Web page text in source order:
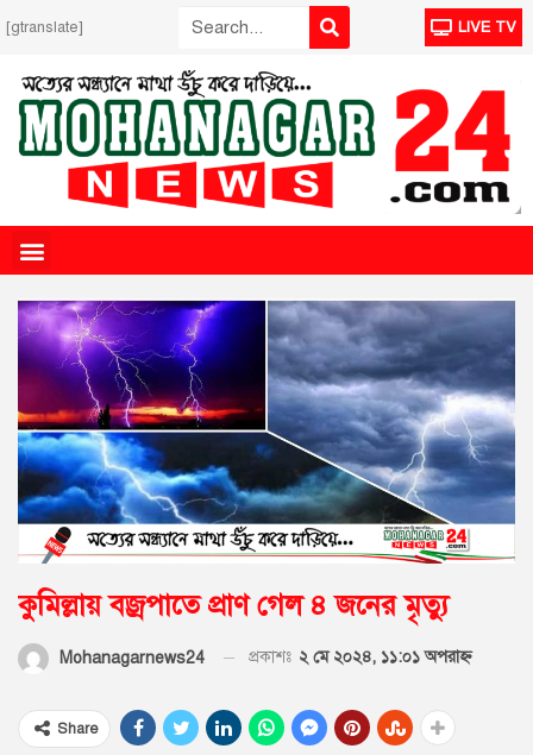
[gtranslate] LIVE TV
কুমিল্লায় বজ্রপাতে প্রাণ গেল ৪ জনের মৃত্যু
Mohanagarnews24 প্রকাশঃ ২ মে ২০২৪, ১১:০১ অপরাহ্ণ
Share